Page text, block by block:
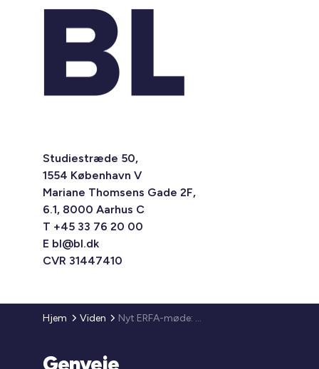
Studiestræde 50,
1554 København V
Mariane Thomsens Gade 2F,
6.1, 8000 Aarhus C
T +45 33 76 20 00
E bl@bl.dk
CVR 31447410
Hjem Viden Nyt ERFA-møde: Kan vi udnytte granskning af PPV-planer proaktivt?
Genveje